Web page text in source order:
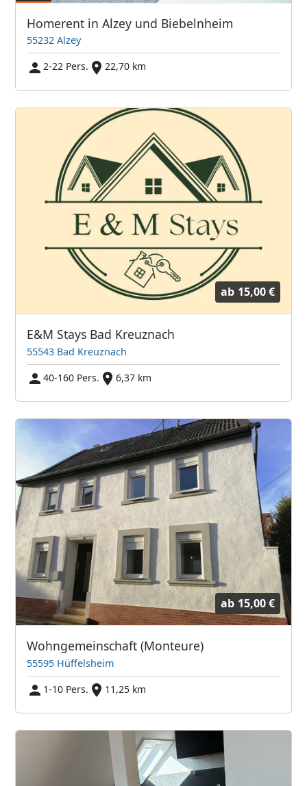
Homerent in Alzey und Biebelnheim
55232 Alzey
2-22 Pers.
22,70 km
ab 15,00 €
E&M Stays Bad Kreuznach
55543 Bad Kreuznach
40-160 Pers.
6,37 km
ab 15,00 €
Wohngemeinschaft (Monteure)
55595 Hüffelsheim
1-10 Pers.
11,25 km